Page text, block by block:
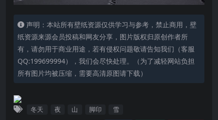
声明：本站所有壁纸资源仅供学习与参考，禁止商用，壁
纸资源来源会员投稿和网友分享，图片版权归原创作者所
有，请勿用于商业用途，若有侵权问题敬请告知我们（客服
QQ:199699994），我们会尽快处理。（为了减轻网站负担
所有图片均被压缩，需要高清原图请下载）
冬天 夜 山 脚印 雪